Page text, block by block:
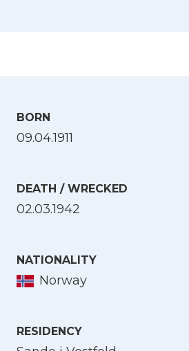
BORN
09.04.1911
DEATH / WRECKED
02.03.1942
NATIONALITY
Norway
RESIDENCY
Select Language